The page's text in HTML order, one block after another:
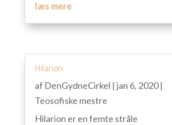
læs mere
Hilarion
af DenGydneCirkel |jan 6, 2020|
Teosofiske mestre
Hilarion er en femte stråle